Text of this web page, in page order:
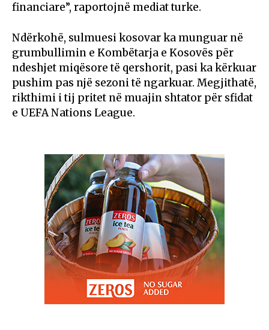
financiare”, raportojnë mediat turke.
Ndërkohë, sulmuesi kosovar ka munguar në
grumbullimin e Kombëtarja e Kosovës për
ndeshjet miqësore të qershorit, pasi ka kërkuar
pushim pas një sezoni të ngarkuar. Megjithatë,
rikthimi i tij pritet në muajin shtator për sfidat
e UEFA Nations League.